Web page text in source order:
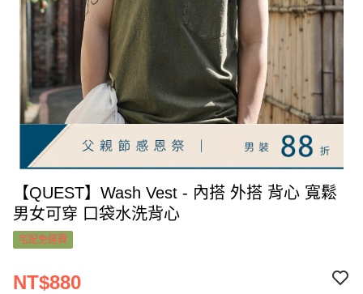
【QUEST】Wash Vest - 內搭 外搭 背心 寬鬆
男女可穿 口袋水洗背心
宅配免運費
NT$880